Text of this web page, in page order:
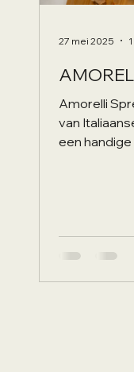
Amorelli
van
een
garant voor
27 mei 2025